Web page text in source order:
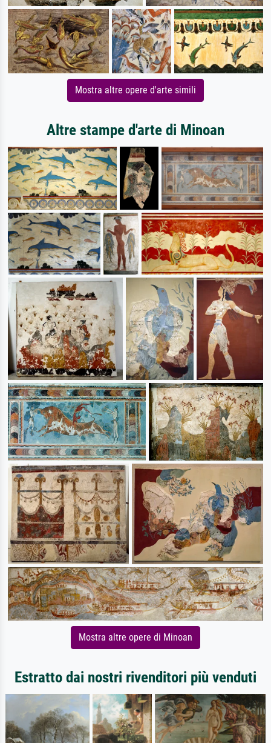
Mostra altre opere d'arte simili
Altre stampe d'arte di Minoan
Mostra altre opere di Minoan
Estratto dai nostri rivenditori più venduti